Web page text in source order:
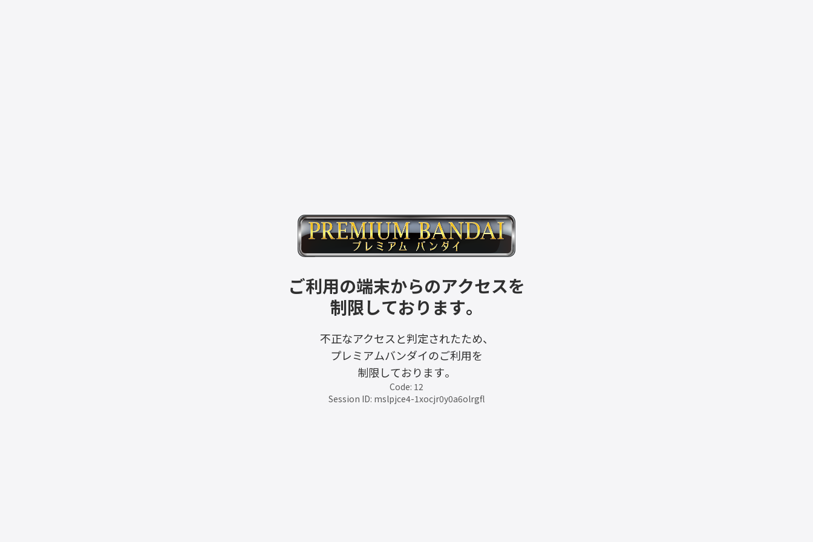
ご利用の端末からのアクセスを
制限しております。
不正なアクセスと判定されたため、
プレミアムバンダイのご利用を
制限しております。
Code: 12
Session ID: mslpjce4-1xocjr0y0a6olrgfl